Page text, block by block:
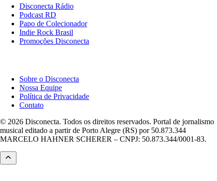
Disconecta Rádio
Podcast RD
Papo de Colecionador
Indie Rock Brasil
Promoções Disconecta
Sobre o Disconecta
Nossa Equipe
Política de Privacidade
Contato
© 2026 Disconecta. Todos os direitos reservados. Portal de jornalismo
musical editado a partir de Porto Alegre (RS) por 50.873.344
MARCELO HAHNER SCHERER – CNPJ: 50.873.344/0001-83.